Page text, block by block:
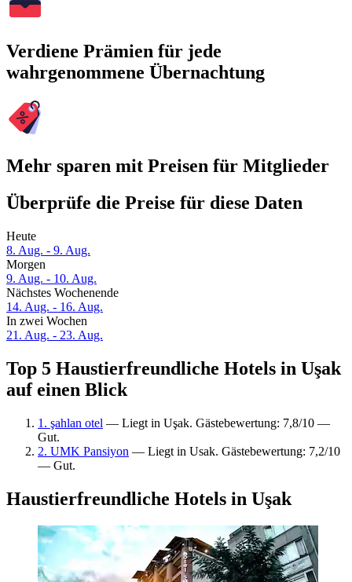
Verdiene Prämien für jede
wahrgenommene Übernachtung
Mehr sparen mit Preisen für Mitglieder
Überprüfe die Preise für diese Daten
Heute
8. Aug. - 9. Aug.
Morgen
9. Aug. - 10. Aug.
Nächstes Wochenende
14. Aug. - 16. Aug.
In zwei Wochen
21. Aug. - 23. Aug.
Top 5 Haustierfreundliche Hotels in Uşak
auf einen Blick
1. şahlan otel — Liegt in Uşak. Gästebewertung: 7,8/10 —
Gut.
2. UMK Pansiyon — Liegt in Usak. Gästebewertung: 7,2/10
— Gut.
Haustierfreundliche Hotels in Uşak